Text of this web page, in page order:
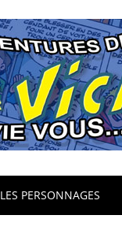
LES PERSONNAGES